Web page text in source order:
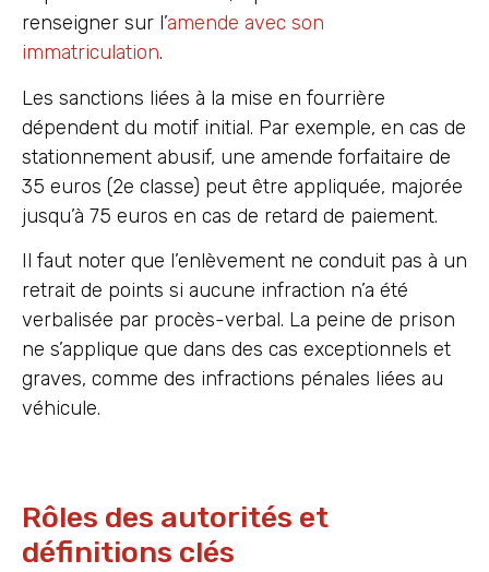
renseigner sur l’amende avec son
immatriculation.
Les sanctions liées à la mise en fourrière
dépendent du motif initial. Par exemple, en cas de
stationnement abusif, une amende forfaitaire de
35 euros (2e classe) peut être appliquée, majorée
jusqu’à 75 euros en cas de retard de paiement.
Il faut noter que l’enlèvement ne conduit pas à un
retrait de points si aucune infraction n’a été
verbalisée par procès-verbal. La peine de prison
ne s’applique que dans des cas exceptionnels et
graves, comme des infractions pénales liées au
véhicule.
Rôles des autorités et
définitions clés